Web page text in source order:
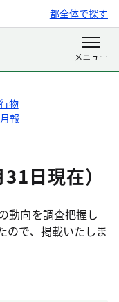
都全体で探す
物
報
日現在）
動向を調査把握し
ので、掲載いたしま